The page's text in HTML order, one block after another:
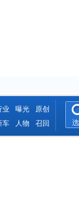
业 曝光
原创
车 人物 召回